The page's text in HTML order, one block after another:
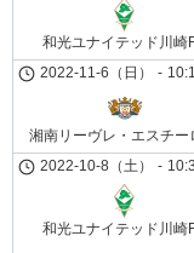
和光ユナイテッド川崎
2022-11-6（日） -
湘南リーヴレ・エスチー
2022-10-8（土） -
和光ユナイテッド川崎